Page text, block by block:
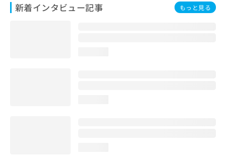
新着インタビュー記事 もっと見る